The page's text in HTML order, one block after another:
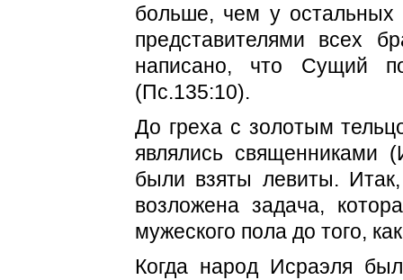
больше, чем у остальных
представителями всех
написано, что Сущий
(Пс.135:10).
До греха с золотым
являлись священниками
были взяты левиты.
возложена задача,
мужеского пола до того,
Когда народ Исраэля